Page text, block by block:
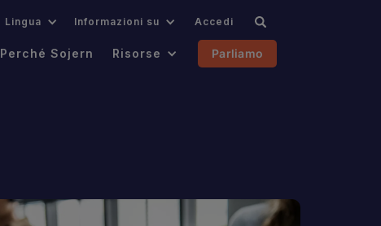
Lingua Informazioni su Accedi
Perché Sojern Risorse Parliamo